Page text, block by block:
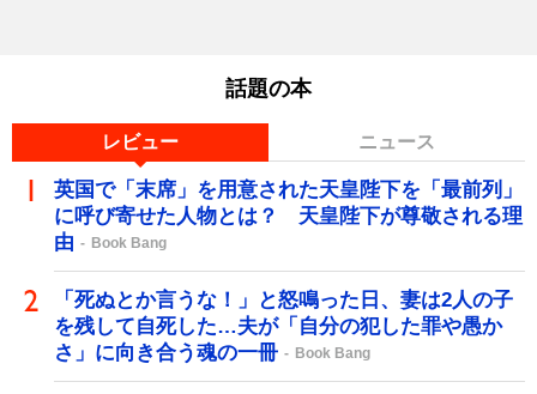
話題の本
レビュー ニュース
英国で「末席」を用意された天皇陛下を「最前列」
に呼び寄せた人物とは？ 天皇陛下が尊敬される理
由
Book Bang
「死ぬとか言うな！」と怒鳴った日、妻は2人の子
を残して自死した…夫が「自分の犯した罪や愚か
さ」に向き合う魂の一冊
Book Bang